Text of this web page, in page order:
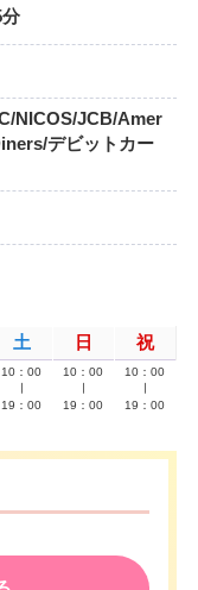
NICOS/JCB/Amer
デビットカー
土 日 祝
10：00
19：00
10：00
19：00
10：00
19：00